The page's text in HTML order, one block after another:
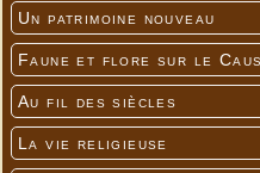
Un patrimoine nouveau
Faune et flore sur le
Au fil des siècles
La vie religieuse